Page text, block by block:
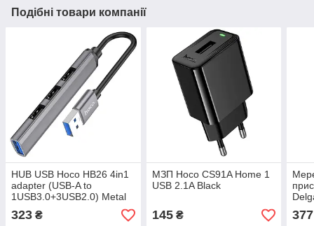
Подібні товари компанії
HUB USB Hoco HB26 4in1
adapter (USB-A to
1USB3.0+3USB2.0) Metal
323 ₴
МЗП Hoco CS91A Home 1
USB 2.1A Black
145₴ 377